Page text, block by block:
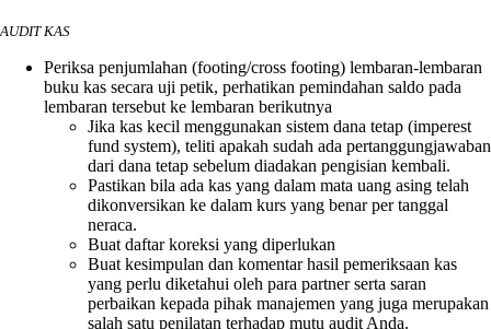
AUDIT KAS
Periksa penjumlahan (footing/cross footing) lembaran-lembaran
buku kas secara uji petik, perhatikan pemindahan saldo pada
lembaran tersebut ke lembaran berikutnya
Jika kas kecil menggunakan sistem dana tetap (imperest
fund system), teliti apakah sudah ada pertanggungjawaban
dari dana tetap sebelum diadakan pengisian kembali.
Pastikan bila ada kas yang dalam mata uang asing telah
dikonversikan ke dalam kurs yang benar per tanggal
neraca.
Buat daftar koreksi yang diperlukan
Buat kesimpulan dan komentar hasil pemeriksaan kas
yang perlu diketahui oleh para partner serta saran
perbaikan kepada pihak manajemen yang juga merupakan
salah satu penilatan terhadap mutu audit Anda.